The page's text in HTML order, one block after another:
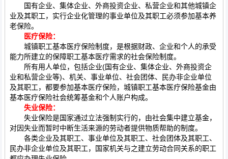
国有企业、集体企业、外商投资企业、私营企业和其他城镇企
业及其职工，实行企业化管理的事业单位及其职工必须参加基本养
老保险。
医疗保险：
城镇职工基本医疗保险制度，是根据财政、企业和个人的承受
能力所建立的保障职工基本医疗需求的社会保险制度。
所有用人单位，包括企业(国有企业、集体企业、外商投资企
业和私营企业等)、机关、事业单位、社会团体、民办非企业单位
及其职工，都要参加基本医疗保险，城镇职工基本医疗保险基金由
基本医疗保险社会统筹基金和个人账户构成。
失业保险：
失业保险是国家通过立法强制实行的，由社会集中建立基金，
对因失业而暂时中断生活来源的劳动者提供物质帮助的制度。
各类企业及其职工、事业单位及其职工、社会团体及其职工、
民办非企业单位及其职工，国家机关与之建立劳动合同关系的职工